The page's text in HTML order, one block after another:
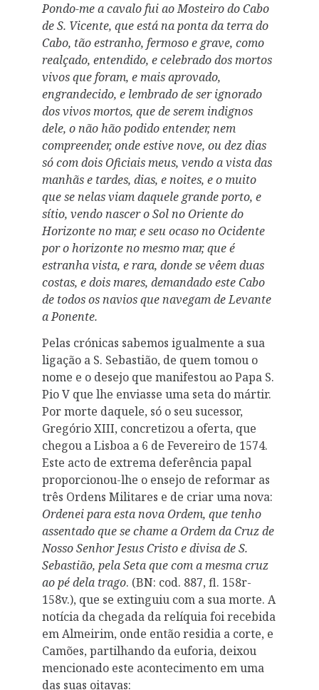
Pondo-me a cavalo fui ao Mosteiro do Cabo
de S. Vicente, que está na ponta da terra do
Cabo, tão estranho, fermoso e grave, como
realçado, entendido, e celebrado dos mortos
vivos que foram, e mais aprovado,
engrandecido, e lembrado de ser ignorado
dos vivos mortos, que de serem indignos
dele, o não hão podido entender, nem
compreender, onde estive nove, ou dez dias
só com dois Oficiais meus, vendo a vista das
manhãs e tardes, dias, e noites, e o muito
que se nelas viam daquele grande porto, e
sítio, vendo nascer o Sol no Oriente do
Horizonte no mar, e seu ocaso no Ocidente
por o horizonte no mesmo mar, que é
estranha vista, e rara, donde se vêem duas
costas, e dois mares, demandado este Cabo
de todos os navios que navegam de Levante
a Ponente.
Pelas crónicas sabemos igualmente a sua
ligação a S. Sebastião, de quem tomou o
nome e o desejo que manifestou ao Papa S.
Pio V que lhe enviasse uma seta do mártir.
Por morte daquele, só o seu sucessor,
Gregório XIII, concretizou a oferta, que
chegou a Lisboa a 6 de Fevereiro de 1574.
Este acto de extrema deferência papal
proporcionou-lhe o ensejo de reformar as
três Ordens Militares e de criar uma nova:
Ordenei para esta nova Ordem, que tenho
assentado que se chame a Ordem da Cruz de
Nosso Senhor Jesus Cristo e divisa de S.
Sebastião, pela Seta que com a mesma cruz
ao pé dela trago. (BN: cod. 887, fl. 158r-
158v.), que se extinguiu com a sua morte. A
notícia da chegada da relíquia foi recebida
em Almeirim, onde então residia a corte, e
Camões, partilhando da euforia, deixou
mencionado este acontecimento em uma
das suas oitavas: